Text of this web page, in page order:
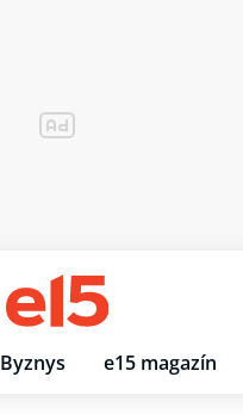
Byznys e15 magazín